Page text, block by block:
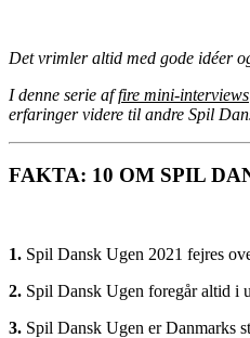
Det vrimler altid med gode idéer
I denne serie affire mini-interviews
erfaringer videre til andre Spil
FAKTA: 10 OM SPIL
1. Spil Dansk Ugen 2021 fejres
2. Spil Dansk Ugen foregår altid i
3. Spil Dansk Ugen er Danmarks